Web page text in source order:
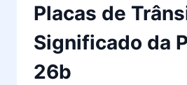
Placas de
Significado da
26b